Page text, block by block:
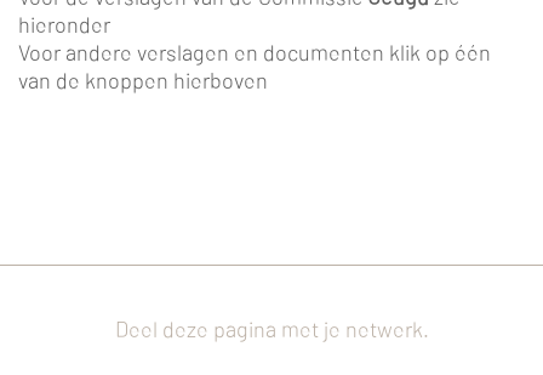
hieronder
Voor andere verslagen en documenten klik op één
van de knoppen hierboven
Deel deze pagina met je netwerk.